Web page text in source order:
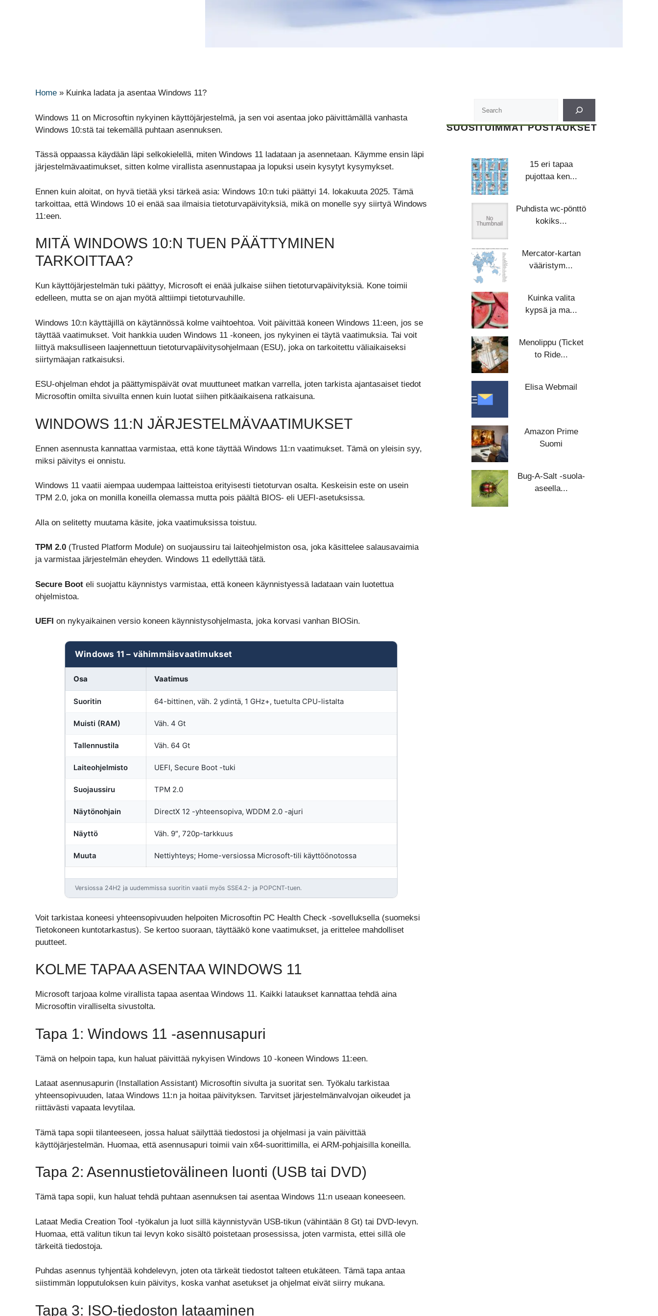
Home » Kuinka ladata ja asentaa Windows 11?
Windows 11 on Microsoftin nykyinen käyttöjärjestelmä, ja sen voi asentaa joko päivittämällä vanhasta
Windows 10:stä tai tekemällä puhtaan asennuksen.
Tässä oppaassa käydään läpi selkokielellä, miten Windows 11 ladataan ja asennetaan. Käymme ensin läpi
järjestelmävaatimukset, sitten kolme virallista asennustapaa ja lopuksi usein kysytyt kysymykset.
Ennen kuin aloitat, on hyvä tietää yksi tärkeä asia: Windows 10:n tuki päättyi 14. lokakuuta 2025. Tämä
tarkoittaa, että Windows 10 ei enää saa ilmaisia tietoturvapäivityksiä, mikä on monelle syy siirtyä Windows
11:een.
MITÄ WINDOWS 10:N TUEN PÄÄTTYMINEN
TARKOITTAA?
Kun käyttöjärjestelmän tuki päättyy, Microsoft ei enää julkaise siihen tietoturvapäivityksiä. Kone toimii
edelleen, mutta se on ajan myötä alttiimpi tietoturvauhille.
Windows 10:n käyttäjillä on käytännössä kolme vaihtoehtoa. Voit päivittää koneen Windows 11:een, jos se
täyttää vaatimukset. Voit hankkia uuden Windows 11 -koneen, jos nykyinen ei täytä vaatimuksia. Tai voit
liittyä maksulliseen laajennettuun tietoturvapäivitysohjelmaan (ESU), joka on tarkoitettu väliaikaiseksi
siirtymäajan ratkaisuksi.
ESU-ohjelman ehdot ja päättymispäivät ovat muuttuneet matkan varrella, joten tarkista ajantasaiset tiedot
Microsoftin omilta sivuilta ennen kuin luotat siihen pitkäaikaisena ratkaisuna.
WINDOWS 11:N JÄRJESTELMÄVAATIMUKSET
Ennen asennusta kannattaa varmistaa, että kone täyttää Windows 11:n vaatimukset. Tämä on yleisin syy,
miksi päivitys ei onnistu.
Windows 11 vaatii aiempaa uudempaa laitteistoa erityisesti tietoturvan osalta. Keskeisin este on usein
TPM 2.0, joka on monilla koneilla olemassa mutta pois päältä BIOS- eli UEFI-asetuksissa.
Alla on selitetty muutama käsite, joka vaatimuksissa toistuu.
TPM 2.0 (Trusted Platform Module) on suojaussiru tai laiteohjelmiston osa, joka käsittelee salausavaimia
ja varmistaa järjestelmän eheyden. Windows 11 edellyttää tätä.
Secure Boot eli suojattu käynnistys varmistaa, että koneen käynnistyessä ladataan vain luotettua
ohjelmistoa.
UEFI on nykyaikainen versio koneen käynnistysohjelmasta, joka korvasi vanhan BIOSin.
Windows 11 – vähimmäisvaatimukset
Osa Vaatimus
Suoritin 64-bittinen, väh. 2 ydintä, 1 GHz+, tuetulta CPU-listalta
Muisti (RAM) Väh. 4 Gt
Tallennustila Väh. 64 Gt
Laiteohjelmisto UEFI, Secure Boot -tuki
Suojaussiru TPM 2.0
Näytönohjain DirectX 12 -yhteensopiva, WDDM 2.0 -ajuri
Näyttö Väh. 9″, 720p-tarkkuus
Muuta Nettiyhteys; Home-versiossa Microsoft-tili käyttöönotossa
Versiossa 24H2 ja uudemmissa suoritin vaatii myös SSE4.2- ja POPCNT-tuen.
Voit tarkistaa koneesi yhteensopivuuden helpoiten Microsoftin PC Health Check -sovelluksella (suomeksi
Tietokoneen kuntotarkastus). Se kertoo suoraan, täyttääkö kone vaatimukset, ja erittelee mahdolliset
puutteet.
KOLME TAPAA ASENTAA WINDOWS 11
Microsoft tarjoaa kolme virallista tapaa asentaa Windows 11. Kaikki lataukset kannattaa tehdä aina
Microsoftin viralliselta sivustolta.
Tapa 1: Windows 11 -asennusapuri
Tämä on helpoin tapa, kun haluat päivittää nykyisen Windows 10 -koneen Windows 11:een.
Lataat asennusapurin (Installation Assistant) Microsoftin sivulta ja suoritat sen. Työkalu tarkistaa
yhteensopivuuden, lataa Windows 11:n ja hoitaa päivityksen. Tarvitset järjestelmänvalvojan oikeudet ja
riittävästi vapaata levytilaa.
Tämä tapa sopii tilanteeseen, jossa haluat säilyttää tiedostosi ja ohjelmasi ja vain päivittää
käyttöjärjestelmän. Huomaa, että asennusapuri toimii vain x64-suorittimilla, ei ARM-pohjaisilla koneilla.
Tapa 2: Asennustietovälineen luonti (USB tai DVD)
Tämä tapa sopii, kun haluat tehdä puhtaan asennuksen tai asentaa Windows 11:n useaan koneeseen.
Lataat Media Creation Tool -työkalun ja luot sillä käynnistyvän USB-tikun (vähintään 8 Gt) tai DVD-levyn.
Huomaa, että valitun tikun tai levyn koko sisältö poistetaan prosessissa, joten varmista, ettei sillä ole
tärkeitä tiedostoja.
Puhdas asennus tyhjentää kohdelevyn, joten ota tärkeät tiedostot talteen etukäteen. Tämä tapa antaa
siistimmän lopputuloksen kuin päivitys, koska vanhat asetukset ja ohjelmat eivät siirry mukana.
Tapa 3: ISO-tiedoston lataaminen
SUOSITUIMMAT POSTAUKSET
15 eri tapaa
pujottaa ken...
Puhdista wc-pönttö
kokiks...
Mercator-kartan
vääristym...
Kuinka valita
kypsä ja ma...
Menolippu (Ticket
to Ride...
Elisa Webmail
Amazon Prime
Suomi
Bug-A-Salt -suola-
aseella...